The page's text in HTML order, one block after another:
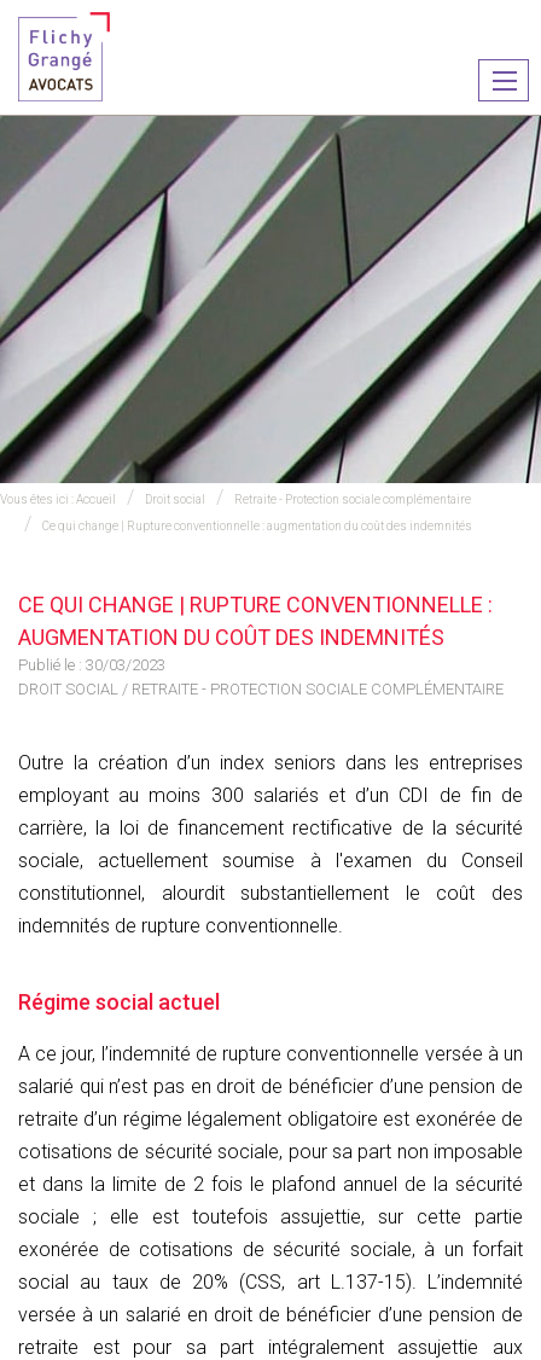
le
Vous êtes ici :Accueil Droit social
Retraite - Protection sociale complémentaire
Ce qui change | Rupture conventionnelle : augmentation du coût des indemnités
CE QUI CHANGE | RUPTURE CONVENTIONNELLE :
AUGMENTATION DU COÛT DES INDEMNITÉS
Publié le : 30/03/2023
DROIT SOCIAL / RETRAITE - PROTECTION SOCIALE COMPLÉMENTAIRE
Outre la création d’un index seniors dans les entreprises
employant au moins 300 salariés et d’un CDI de fin de
carrière, la loi de financement rectificative de la sécurité
sociale, actuellement soumise à l'examen du Conseil
constitutionnel, alourdit substantiellement le coût des
indemnités de rupture conventionnelle.
Régime social actuel
A ce jour, l’indemnité de rupture conventionnelle versée à un
salarié qui n’est pas en droit de bénéficier d’une pension de
retraite d’un régime légalement obligatoire est exonérée de
cotisations de sécurité sociale, pour sa part non imposable
et dans la limite de 2 fois le plafond annuel de la sécurité
sociale ; elle est toutefois assujettie, sur cette partie
exonérée de cotisations de sécurité sociale, à un forfait
social au taux de 20% (CSS, art L.137-15). L’indemnité
versée à un salarié en droit de bénéficier d’une pension de
retraite est pour sa part intégralement assujettie aux